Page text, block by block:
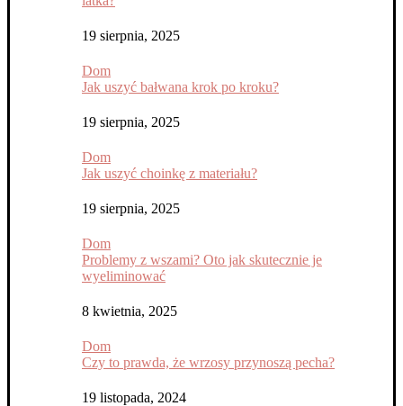
19 sierpnia, 2025
Dom
Jak uszyć bałwana krok po kroku?
19 sierpnia, 2025
Dom
Jak uszyć choinkę z materiału?
19 sierpnia, 2025
Dom
Problemy z wszami? Oto jak skutecznie je
wyeliminować
8 kwietnia, 2025
Dom
Czy to prawda, że wrzosy przynoszą pecha?
19 listopada, 2024